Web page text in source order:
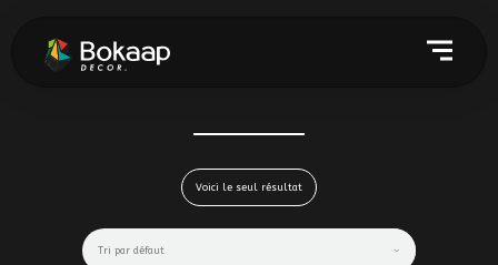
Voici le seul résultat